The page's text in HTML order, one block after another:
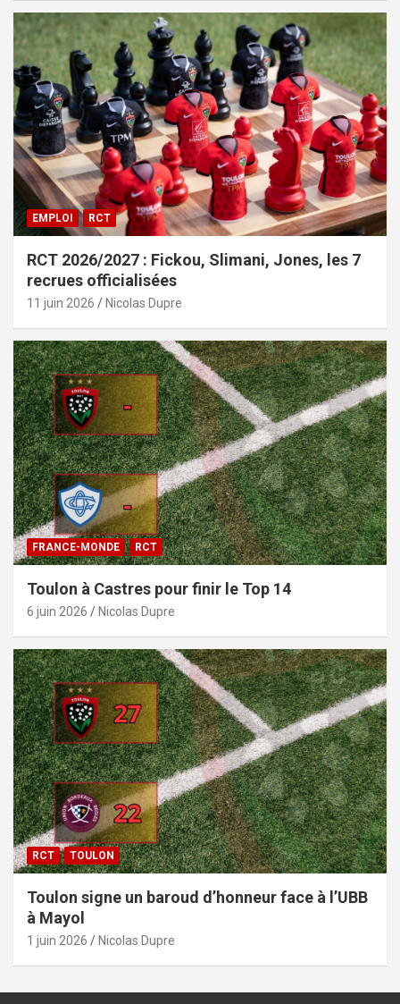
EMPLOI RCT
RCT 2026/2027 : Fickou, Slimani, Jones, les 7
recrues officialisées
11 juin 2026 Nicolas Dupre
FRANCE-MONDE RCT
Toulon à Castres pour finir le Top 14
6 juin 2026 Nicolas Dupre
RCT TOULON
Toulon signe un baroud d’honneur face à l’UBB
à Mayol
1 juin 2026 Nicolas Dupre